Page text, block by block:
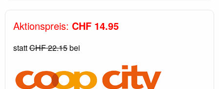
Aktionspreis: CHF 14.95
stattCHF 22.15bei